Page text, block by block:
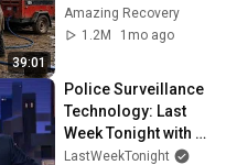
39:01
Caterpillar Loader
Tire
Amazing Recovery
1.2M
1mo ago
Police Surveillance
Technology: Last
Week Tonight with
John Oliver (HBO)
LastWeekTonight